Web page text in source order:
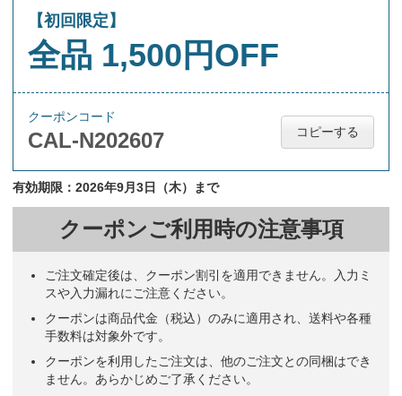
【初回限定】
全品 1,500円OFF
クーポンコード
CAL-N202607 コピーする
有効期限：2026年9月3日（木）まで
クーポンご利用時の注意事項
ご注文確定後は、クーポン割引を適用できません。入力ミ
スや入力漏れにご注意ください。
クーポンは商品代金（税込）のみに適用され、送料や各種
手数料は対象外です。
クーポンを利用したご注文は、他のご注文との同梱はでき
ません。あらかじめご了承ください。